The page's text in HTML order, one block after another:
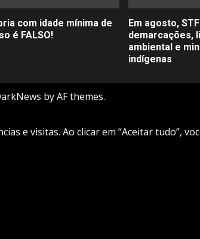
com idade mínima de
é FALSO!
Em agosto,
demarcações,
ambiental e
indígenas
by AF themes.
e visitas. Ao clicar em “Aceitar tudo”,